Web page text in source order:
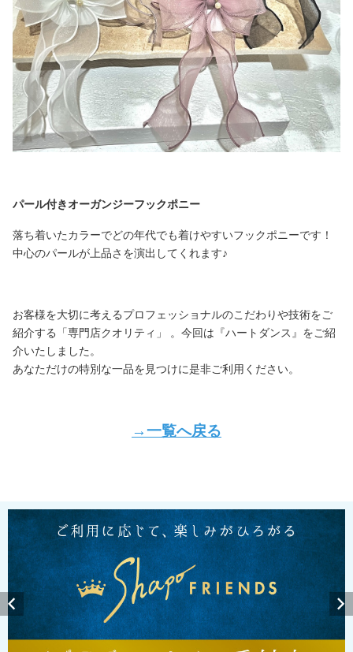
パール付きオーガンジーフックポニー
落ち着いたカラーでどの年代でも着けやすいフックポニーです！
中心のパールが上品さを演出してくれます♪
お客様を大切に考えるプロフェッショナルのこだわりや技術をご
紹介する「専門店クオリティ」 。今回は『ハートダンス』をご紹
介いたしました。
あなただけの特別な一品を見つけに是非ご利用ください。
→一覧へ戻る